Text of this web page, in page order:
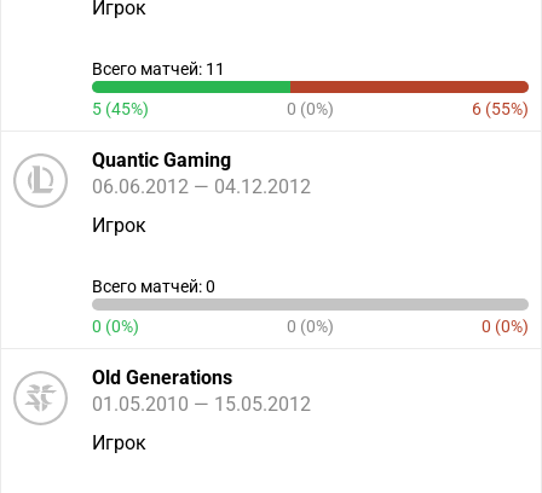
Игрок
Всего матчей: 11
5 (45%) 0 (0%) 6 (55%)
Quantic Gaming
06.06.2012 — 04.12.2012
Игрок
Всего матчей: 0
0 (0%) 0 (0%) 0 (0%)
Old Generations
01.05.2010 — 15.05.2012
Игрок